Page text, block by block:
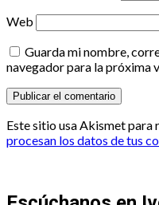
Web
Guarda mi nombre,
navegador para la próxima
Este sitio usa Akismet para
procesan los datos de tus